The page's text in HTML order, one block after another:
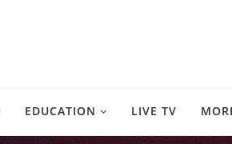
EDUCATION LIVE TV